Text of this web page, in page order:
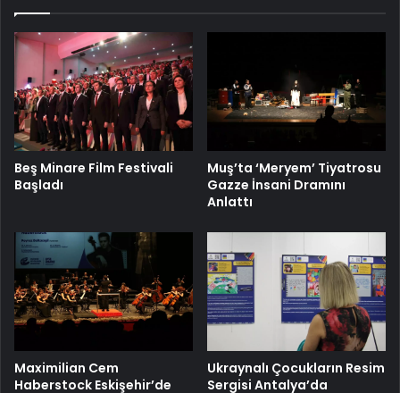
Beş Minare Film Festivali
Başladı
Muş’ta ‘Meryem’ Tiyatrosu
Gazze İnsani Dramını
Anlattı
Maximilian Cem
Haberstock Eskişehir’de
Ukraynalı Çocukların Resim
Sergisi Antalya’da